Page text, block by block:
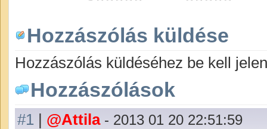
Hozzászólás küldése
Hozzászólás küldéséhez be kell
Hozzászólások
#1 | @Attila - 2013 01 20 22:51:59